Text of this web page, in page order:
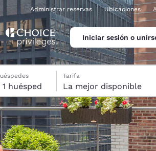
Administrar reservas Ubicaciones
Iniciar sesión o
1 habitación, 1 huésped
Tarifa
La mejor disponible